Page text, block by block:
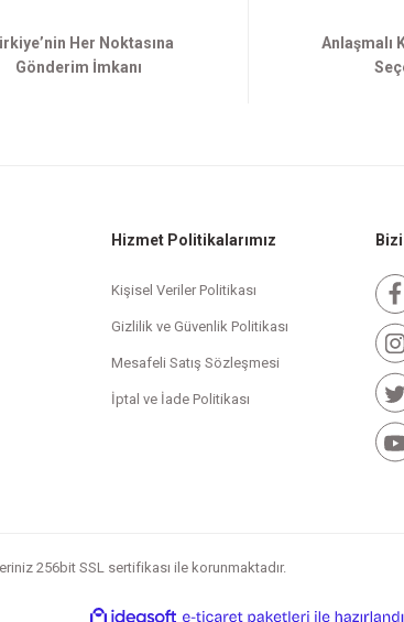
Her Noktasına
Gönderim İmkanı
Anlaşmalı
Hizmet Politikalarımız
Kişisel Veriler Politikası
Gizlilik ve Güvenlik Politikası
Mesafeli Satış Sözleşmesi
İptal ve İade Politikası
256bit SSL sertifikası ile korunmaktadır.
ideasoft e-